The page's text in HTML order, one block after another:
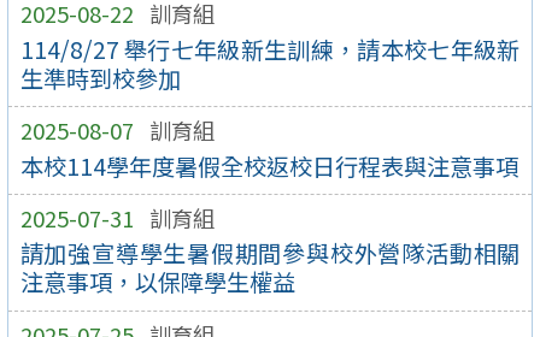
2025-08-22 訓育組
114/8/27 舉行七年級新生訓練，請本校七年級新
生準時到校參加
2025-08-07 訓育組
本校114學年度暑假全校返校日行程表與注意事項
2025-07-31 訓育組
請加強宣導學生暑假期間參與校外營隊活動相關
注意事項，以保障學生權益